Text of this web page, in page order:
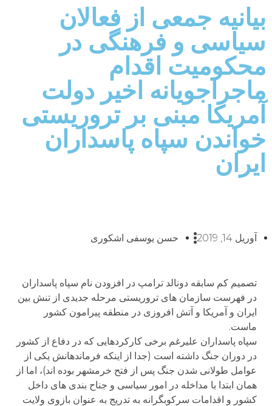
بیانیه جمعی از فعالان
سیاسی و فرهنگی در
محکومیت اقدام
ماجراجویانه اخیر دولت
آمریکا مبنی بر تروریستی
خواندن سپاه پاسداران
ایران
آوریل 14, 2019 حسن یوسفی اشکوری
تصمیم کم سابقه دونالد ترامپ در افزودن نام سپاه پاسداران
در فهرست سازمان های تروریستی مرحله جدیدی از تنش بین
ایران و آمریکا و آتش افروزی در منطقه پیرامون کشور
ماست.
سپاه پاسداران علیرغم برخی کارکردهایی که در دفاع از کشور
در دوران جنگ داشته است (جدا از اینکه فرماندهانش یکی از
عوامل طولانی شدن جنگ پس از فتح خرمشهر بوده اند)، اما از
همان ابتدا با مداخله در امور سیاسی و جناح بندی های داخل
کشور و اقدامات سرکوبگرانه به تدریج به عنوان بازوی ولایت